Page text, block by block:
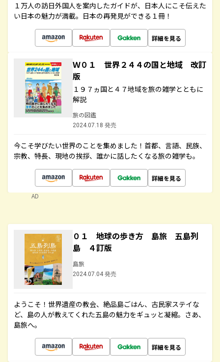
１万人の訪日外国人を案内したガイドが、日本人にこそ伝えた
い日本の魅力が満載。日本の再発見ができる１冊！
詳細を見る
Ｗ０１ 世界２４４の国と地域 改訂
版
１９７ヵ国と４７地域を旅の雑学とともに
解説
旅の図鑑
2024.07.18 発売
今こそ学びたい世界のことを集めました！首都、言語、民族、
宗教、特長、現地の挨拶、誰かに話したくなる旅の雑学も。
詳細を見る
AD
０１ 地球の歩き方 島旅 五島列
島 ４訂版
島旅
2024.07.04 発売
ようこそ！世界遺産の教会、絶品島ごはん、古民家ステイな
ど、島の人が教えてくれた五島の魅力をギュッと凝縮。さあ、
島旅へ。
詳細を見る